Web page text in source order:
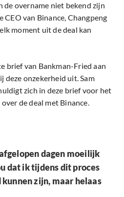
de overname niet bekend zijn
CEO van Binance, Changpeng
moment uit de deal kan
brief van Bankman-Fried aan
onzekerheid uit. Sam
zich in deze brief voor het
de deal met Binance.
dagen moeilijk
dat ik tijdens dit proces
zijn, maar helaas